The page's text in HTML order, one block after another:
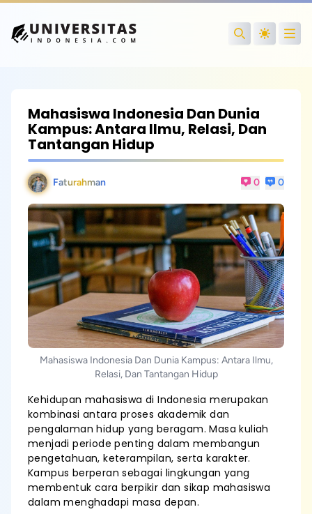
Search
Mahasiswa Indonesia Dan Dunia
Kampus: Antara Ilmu, Relasi, Dan
Tantangan Hidup
Faturahman 0 0
Mahasiswa Indonesia Dan Dunia Kampus: Antara Ilmu,
Relasi, Dan Tantangan Hidup
Kehidupan mahasiswa di Indonesia merupakan
kombinasi antara proses akademik dan
pengalaman hidup yang beragam. Masa kuliah
menjadi periode penting dalam membangun
pengetahuan, keterampilan, serta karakter.
Kampus berperan sebagai lingkungan yang
membentuk cara berpikir dan sikap mahasiswa
dalam menghadapi masa depan.